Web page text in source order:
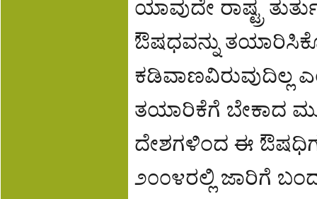
ಯಾವುದೇ ರಾಷ್ಟ್ರ
ಔಷಧವನ್ನು
ಕಡಿವಾಣವಿರುವುದಿಲ್ಲ
ತಯಾರಿಕೆಗೆ ಬೇಕಾದ
ದೇಶಗಳಿಂದ ಈ
೨೦೦೪ರಲ್ಲಿ ಜಾರಿಗೆ